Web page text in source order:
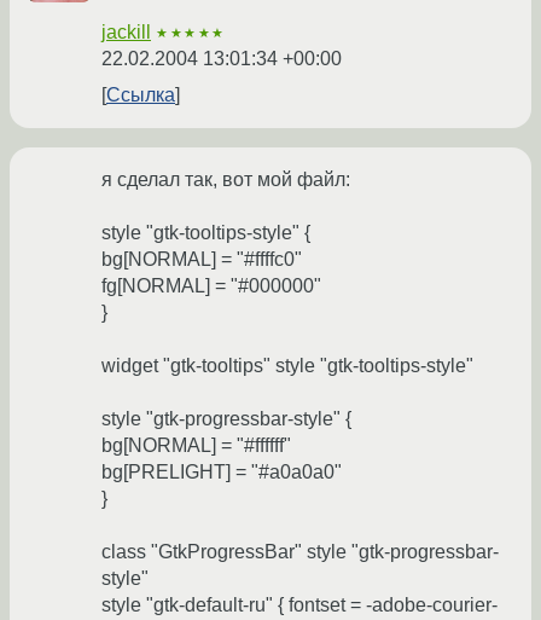
jackill ★★★★★
22.02.2004 13:01:34 +00:00
Ссылка
я сделал так, вот мой файл:
style "gtk-tooltips-style" {
bg[NORMAL] = "#ffffc0"
fg[NORMAL] = "#000000"
}
widget "gtk-tooltips" style "gtk-tooltips-style"
style "gtk-progressbar-style" {
bg[NORMAL] = "#ffffff"
bg[PRELIGHT] = "#a0a0a0"
}
class "GtkProgressBar" style "gtk-progressbar-
style"
style "gtk-default-ru" { fontset = -adobe-courier-